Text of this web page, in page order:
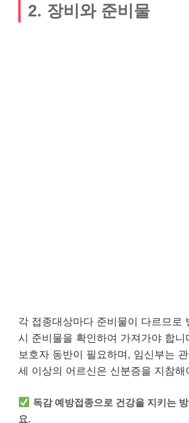
2. 장비와 준비물
각 접종대상마다 준비물이 다르므로
시 준비물을 확인하여 가져가야 합니
보호자 동반이 필요하며, 임신부는
세 이상의 어르신은 신분증을 지참해
독감 예방접종으로 건강을 지키는
요.